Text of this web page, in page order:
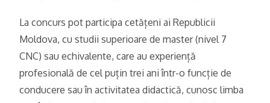
La concurs pot participa cetățeni ai Republicii
Moldova, cu studii superioare de master (nivel 7
CNC) sau echivalente, care au experiență
profesională de cel puțin trei ani într-o funcție de
conducere sau în activitatea didactică, cunosc limba